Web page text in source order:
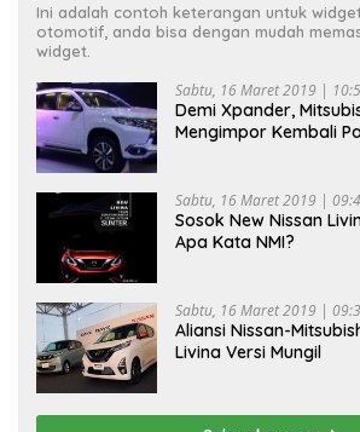
Ini adalah contoh keterangan untuk
otomotif, anda bisa dengan mudah
widget.
Sabtu, 16 Maret 2019 |
Demi Xpander,
Mengimpor Kembali
Sabtu, 16 Maret 2019 |
Sosok New Nissan
Apa Kata NMI?
Sabtu, 16 Maret 2019 |
Aliansi Nissan-
Livina Versi Mungil